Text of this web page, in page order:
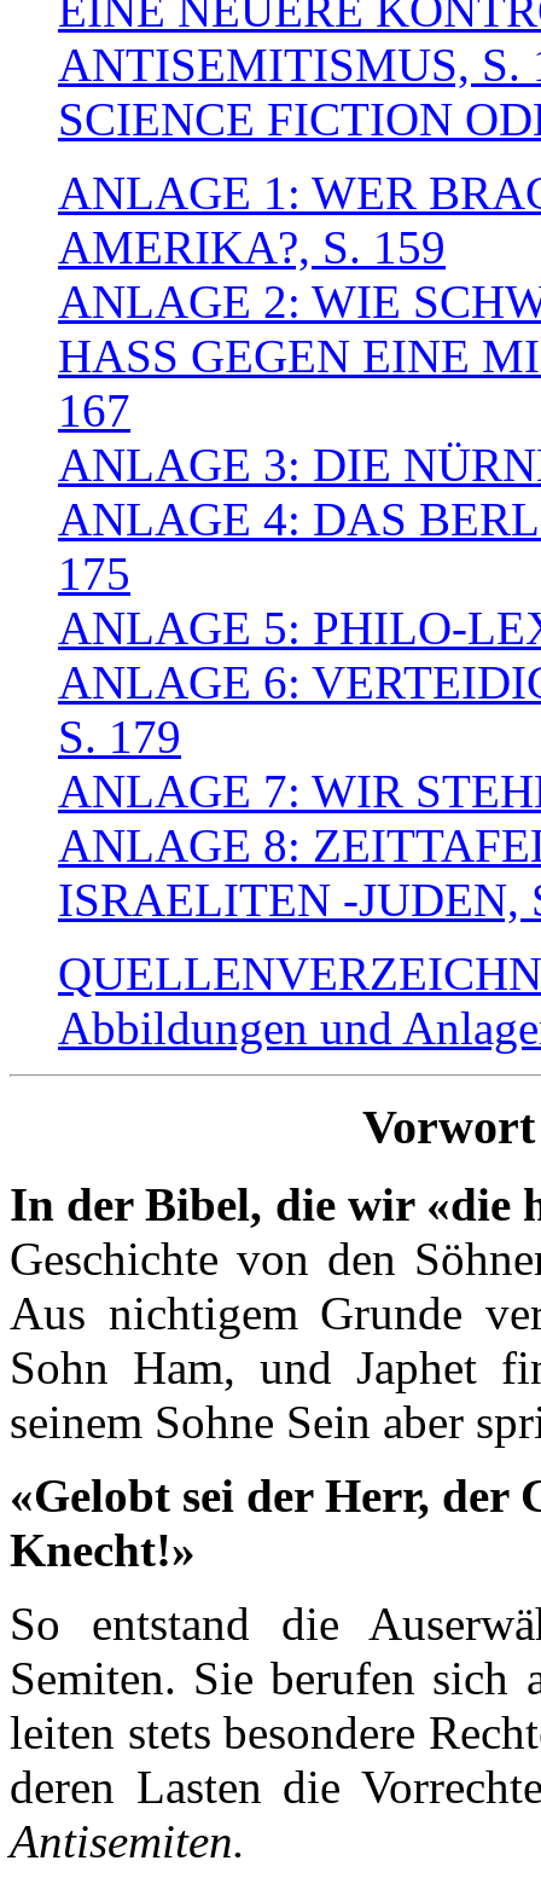
ANTISEMITISMUS, S.
SCIENCE FICTION
ANLAGE 1: WER
AMERIKA?, S. 159
ANLAGE 2: WIE
HASS GEGEN EINE
167
ANLAGE 3: DIE
ANLAGE 4: DAS
175
ANLAGE 5: PHILO-
ANLAGE 6:
S. 179
ANLAGE 7: WIR
ANLAGE 8:
ISRAELITEN -JUDEN,
Abbildungen und
Vorwort
In der Bibel, die wir «die
Geschichte von den
Aus nichtigem Grunde
Sohn Ham, und Japhet
seinem Sohne Sein aber
«Gelobt sei der Herr, der
Knecht!»
So entstand die
Semiten. Sie berufen sich
leiten stets besondere
deren Lasten die
Antisemiten.